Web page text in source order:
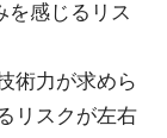
を感じるリス
術力が求めら
リスクが左右